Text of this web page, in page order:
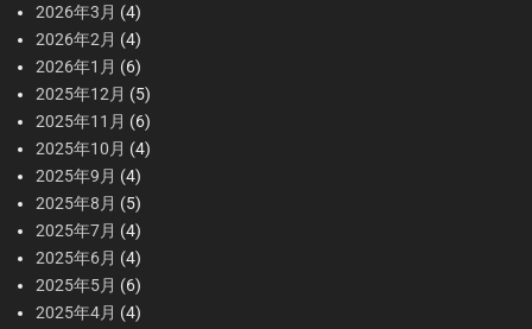
2026年3月 (4)
2026年2月 (4)
2026年1月 (6)
2025年12月 (5)
2025年11月 (6)
2025年10月 (4)
2025年9月 (4)
2025年8月 (5)
2025年7月 (4)
2025年6月 (4)
2025年5月 (6)
2025年4月 (4)